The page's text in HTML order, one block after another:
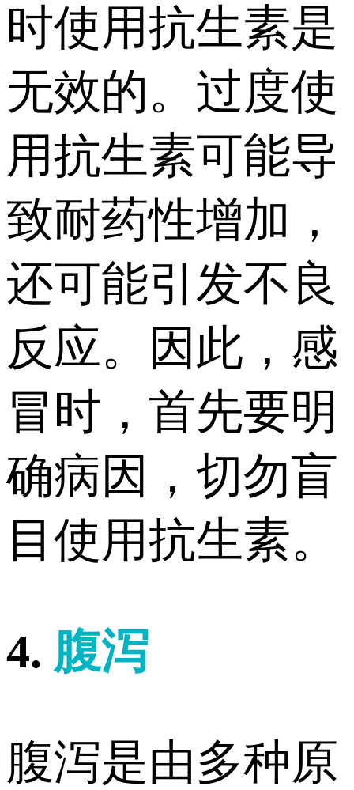
时使用抗生素是
无效的。过度使
用抗生素可能导
致耐药性增加，
还可能引发不良
反应。因此，感
冒时，首先要明
确病因，切勿盲
目使用抗生素。
4. 腹泻
腹泻是由多种原